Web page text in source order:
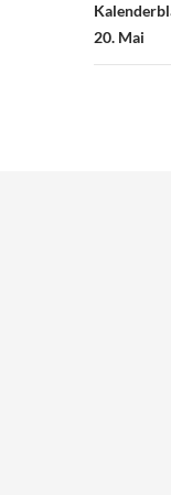
20. Mai